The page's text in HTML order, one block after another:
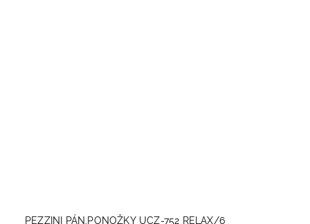
PEZZINI PÁN.PONOŽKY UCZ-752 RELAX/6